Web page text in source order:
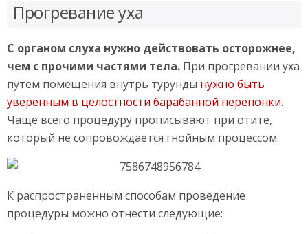
Прогревание уха
С органом слуха нужно действовать осторожнее,
чем с прочими частями тела. При прогревании уха
путем помещения внутрь турунды нужно быть
уверенным в целостности барабанной перепонки.
Чаще всего процедуру прописывают при отите,
который не сопровождается гнойным процессом.
К распространенным способам проведение
процедуры можно отнести следующие: